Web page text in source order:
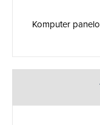
Komputer